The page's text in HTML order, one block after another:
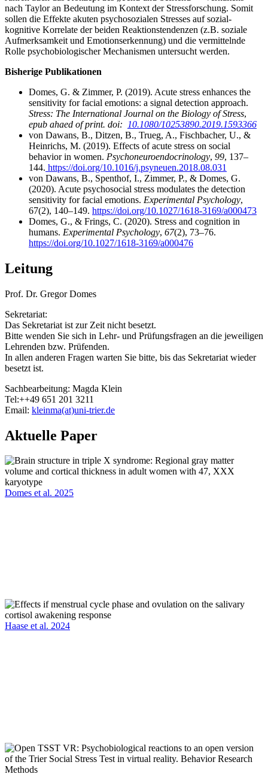
nach Taylor an Bedeutung im Kontext der Stressforschung. Somit
sollen die Effekte akuten psychosozialen Stresses auf sozial-
kognitive Korrelate der beiden Reaktionstendenzen (z.B. soziale
Aufmerksamkeit und Emotionserkennung) und die vermittelnde
Rolle psychobiologischer Mechanismen untersucht werden.
Bisherige Publikationen
Domes, G. & Zimmer, P. (2019). Acute stress enhances the
sensitivity for facial emotions: a signal detection approach.
Stress: The International Journal on the Biology of Stress,
epub ahaed of print. doi:
10.1080/10253890.2019.1593366
von Dawans, B., Ditzen, B., Trueg, A., Fischbacher, U., &
Heinrichs, M. (2019). Effects of acute stress on social
behavior in women. Psychoneuroendocrinology, 99, 137–
144. https://doi.org/10.1016/j.psyneuen.2018.08.031
von Dawans, B., Spenthof, I., Zimmer, P., & Domes, G.
(2020). Acute psychosocial stress modulates the detection
sensitivity for facial emotions. Experimental Psychology,
67(2), 140–149. https://doi.org/10.1027/1618-3169/a000473
Domes, G., & Frings, C. (2020). Stress and cognition in
humans. Experimental Psychology, 67(2), 73–76.
https://doi.org/10.1027/1618-3169/a000476
Leitung
Prof. Dr. Gregor Domes
Sekretariat:
Das Sekretariat ist zur Zeit nicht besetzt.
Bitte wenden Sie sich in Lehr- und Prüfungsfragen an die jeweiligen
Lehrenden bzw. Prüfenden.
In allen anderen Fragen warten Sie bitte, bis das Sekretariat wieder
besetzt ist.
Sachbearbeitung: Magda Klein
Tel:++49 651 201 3211
Email: kleinma(at)uni-trier.de
Aktuelle Paper
Domes et al. 2025
Haase et al. 2024